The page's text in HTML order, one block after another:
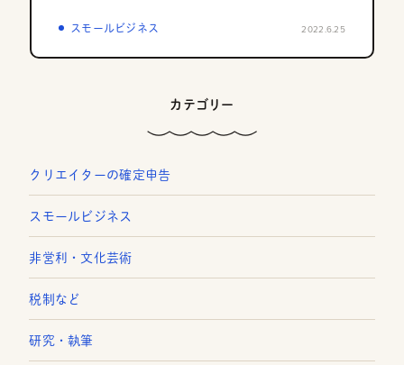
スモールビジネス 2022.6.25
カテゴリー
クリエイターの確定申告
スモールビジネス
非営利・文化芸術
税制など
研究・執筆